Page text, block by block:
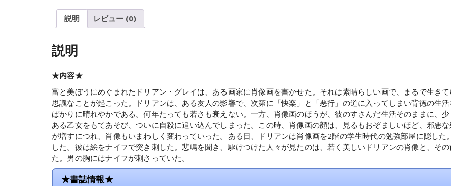
説明 レビュー (0)
説明
★内容★
富と美ぼうにめぐまれたドリアン・グレイは、ある画家に肖像画を書かせた。それは素晴らしい画で、まるで生き
思議なことが起こった。ドリアンは、ある友人の影響で、次第に「快楽」と「悪行」の道に入ってしまい背徳の生
ばかりに晴れやかである。何年たっても若さも衰えない。一方、肖像画のほうが、彼のすさんだ生活そのままに、
ある乙女をもてあそび、ついに自殺に追い込んでしまった。この時、肖像画の顔は、見るもおぞましいほど、邪悪
が増すにつれ、肖像もいまわしく変わっていった。ある日、ドリアンは肖像画を2階の学生時代の勉強部屋に隠し
した。彼は絵をナイフで突き刺した。悲鳴を聞き、駆けつけた人々が見たのは、若く美しいドリアンの肖像と、そ
た。男の胸にはナイフが刺さっていた。
★書誌情報★